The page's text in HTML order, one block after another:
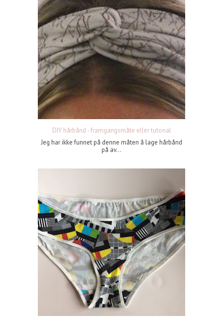
DIY hårbånd - framgangsmåte eller tutorial
Jeg har ikke funnet på denne måten å lage hårbånd
på av...